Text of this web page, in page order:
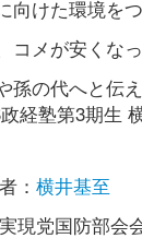
向けた環境を
コメが安くな
孫の代へと伝
経塾第3期生
： 横井基至
現党国防部